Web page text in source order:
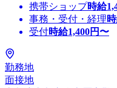
携帯ショップ時給
事務・受付・経理
受付時給1,400円〜
勤務地
面接地